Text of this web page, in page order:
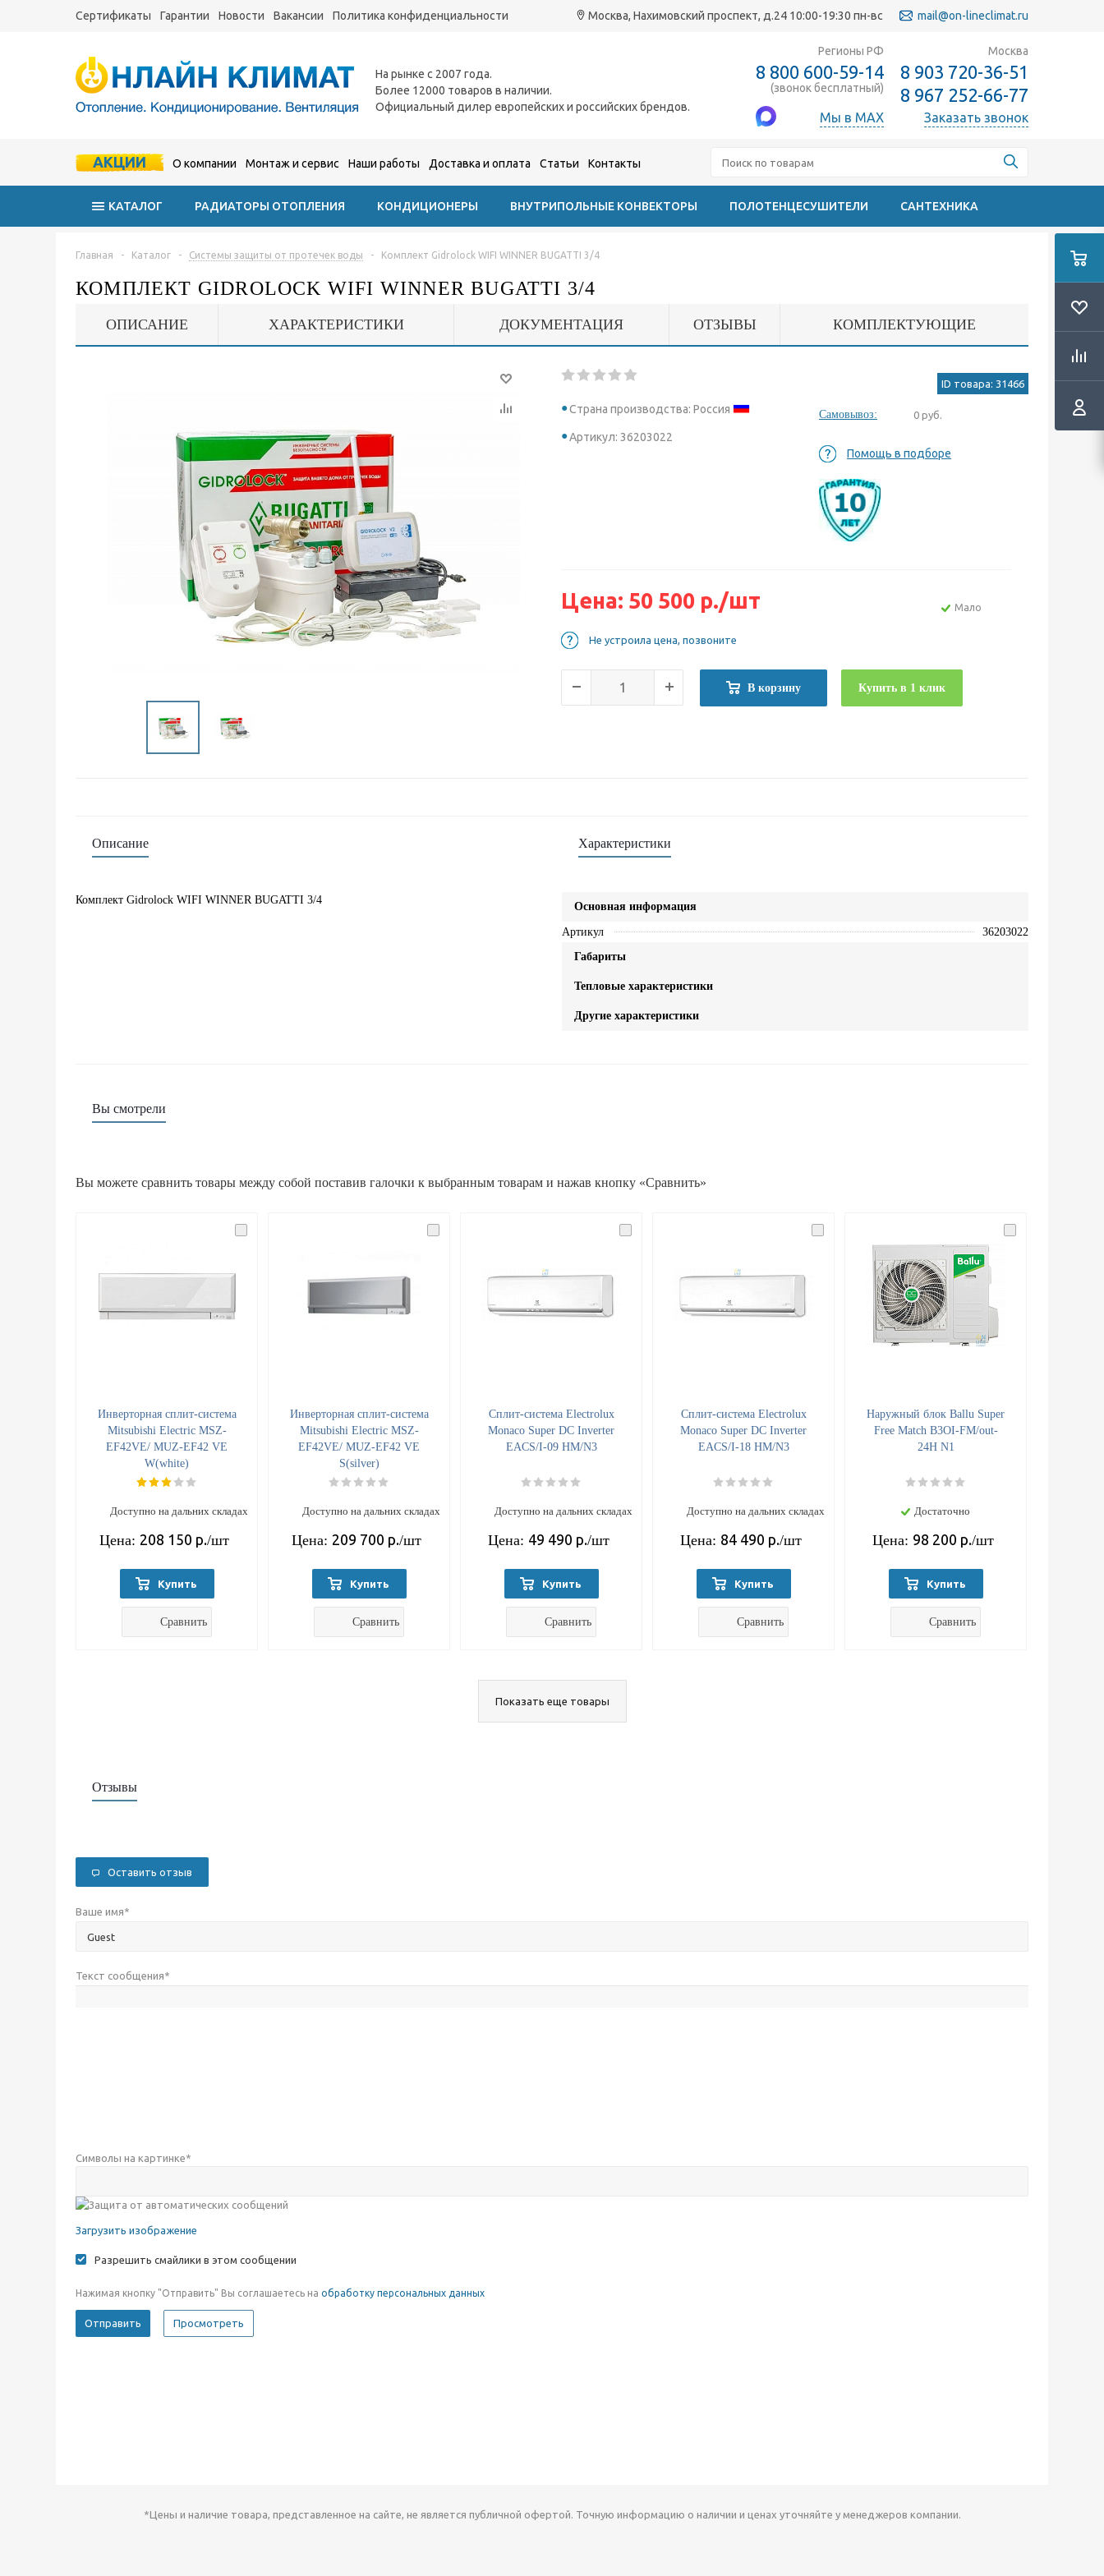
Сертификаты Гарантии Новости Вакансии Политика конфиденциальности Москва, Нахимовский проспект, д.24 10:00-19:30 пн-вс mail@on-lineclimat.ru
На рынке с 2007 года.
Более 12000 товаров в наличии.
Официальный дилер европейских и российских брендов.
Регионы РФ
8 800 600-59-14
(звонок бесплатный)
Мы в MAX
Москва
8 903 720-36-51
8 967 252-66-77
Заказать звонок
АКЦИИ О компании Монтаж и сервис Наши работы Доставка и оплата Статьи Контакты
КАТАЛОГ РАДИАТОРЫ ОТОПЛЕНИЯ КОНДИЦИОНЕРЫ ВНУТРИПОЛЬНЫЕ КОНВЕКТОРЫ ПОЛОТЕНЦЕСУШИТЕЛИ САНТЕХНИКА
Главная - Каталог - Системы защиты от протечек воды - Комплект Gidrolock WIFI WINNER BUGATTI 3/4
КОМПЛЕКТ GIDROLOCK WIFI WINNER BUGATTI 3/4
ОПИСАНИЕ ХАРАКТЕРИСТИКИ ДОКУМЕНТАЦИЯ ОТЗЫВЫ КОМПЛЕКТУЮЩИЕ
Страна производства: Россия
Артикул: 36203022
ID товара: 31466
Самовывоз: 0 руб.
Помощь в подборе
Цена: 50 500 р./шт Мало
Не устроила цена, позвоните
В корзину Купить в 1 клик
Описание
Комплект Gidrolock WIFI WINNER BUGATTI 3/4
Характеристики
Основная информация
Артикул
36203022
Габариты
Тепловые характеристики
Другие характеристики
Вы смотрели
Вы можете сравнить товары между собой поставив галочки к выбранным товарам и нажав кнопку «Сравнить»
Инверторная сплит-система
Mitsubishi Electric MSZ-
EF42VE/ MUZ-EF42 VE
W(white)
Доступно на дальних складах
Цена: 208 150 р./шт
Купить
Сравнить
Инверторная сплит-система
Mitsubishi Electric MSZ-
EF42VE/ MUZ-EF42 VE
S(silver)
Доступно на дальних складах
Цена: 209 700 р./шт
Купить
Сравнить
Cплит-система Electrolux
Monaco Super DC Inverter
EACS/I-09 HM/N3
Доступно на дальних складах
Цена: 49 490 р./шт
Купить
Сравнить
Cплит-система Electrolux
Monaco Super DC Inverter
EACS/I-18 HM/N3
Доступно на дальних складах
Цена: 84 490 р./шт
Купить
Сравнить
Наружный блок Ballu Super
Free Match B3OI-FM/out-
24H N1
Достаточно
Цена: 98 200 р./шт
Купить
Сравнить
Показать еще товары
Отзывы
Оставить отзыв
Ваше имя*
Текст сообщения*
Символы на картинке*
Загрузить изображение
Разрешить смайлики в этом сообщении
Нажимая кнопку "Отправить" Вы соглашаетесь на обработку персональных данных
*Цены и наличие товара, представленное на сайте, не является публичной офертой. Точную информацию о наличии и ценах уточняйте у менеджеров компании.